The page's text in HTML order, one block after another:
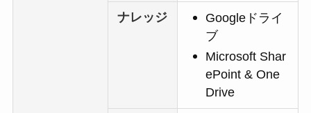
ナレッジ
Googleドライ
ブ
Microsoft Shar
ePoint & One
Drive